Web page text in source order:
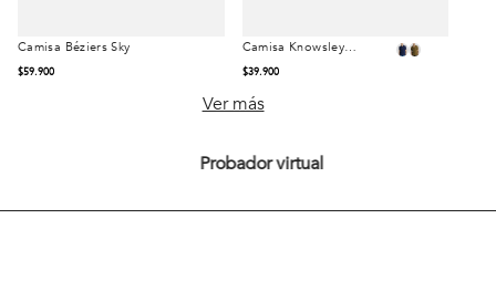
Camisa Béziers Sky
$59.900
Talla
Camisa Knowsley
$39.900
Talla
Ver más
Probador virtual